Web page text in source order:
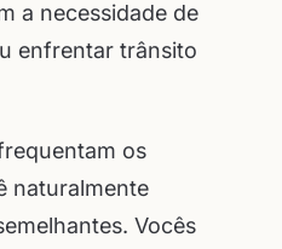
a necessidade de
enfrentar trânsito
os
naturalmente
Vocês